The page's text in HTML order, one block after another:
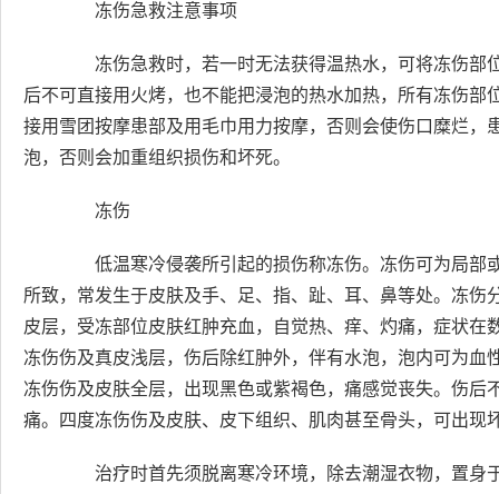
冻伤急救注意事项
冻伤急救时，若一时无法获得温热水，可将冻伤部
后不可直接用火烤，也不能把浸泡的热水加热，所有冻伤
接用雪团按摩患部及用毛巾用力按摩，否则会使伤口糜烂
泡，否则会加重组织损伤和坏死。
冻伤
低温寒冷侵袭所引起的损伤称冻伤。冻伤可为局部
所致，常发生于皮肤及手、足、指、趾、耳、鼻等处。冻伤
皮层，受冻部位皮肤红肿充血，自觉热、痒、灼痛，症状
冻伤伤及真皮浅层，伤后除红肿外，伴有水泡，泡内可为
冻伤伤及皮肤全层，出现黑色或紫褐色，痛感觉丧失。伤
痛。四度冻伤伤及皮肤、皮下组织、肌肉甚至骨头，可出现
治疗时首先须脱离寒冷环境，除去潮湿衣物，置身